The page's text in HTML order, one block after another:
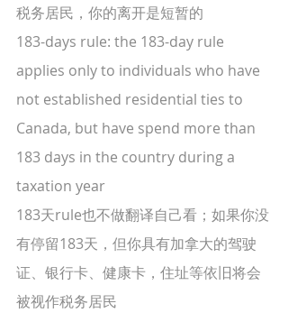
税务居民，你的离开是短暂的
183-days rule: the 183-day rule
applies only to individuals who have
not established residential ties to
Canada, but have spend more than
183 days in the country during a
taxation year
183天rule也不做翻译自己看；如果你没
有停留183天，但你具有加拿大的驾驶
证、银行卡、健康卡，住址等依旧将会
被视作税务居民